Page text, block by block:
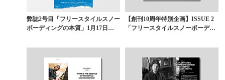
弊誌2号目「フリースタイルスノー
ボーディングの本質」1月17日
【創刊10周年特別企画】ISSUE 2
「フリースタイルスノーボーディ